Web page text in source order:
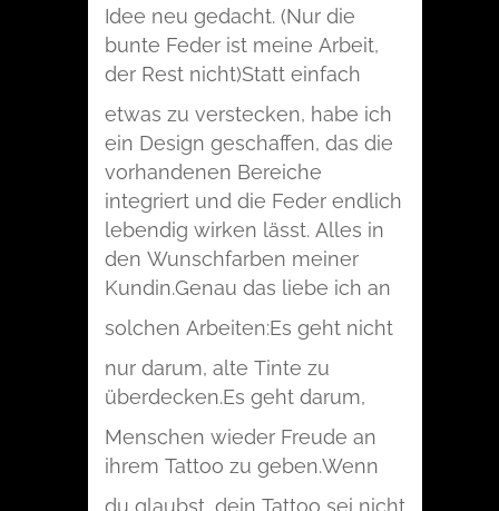
Idee neu gedacht. (Nur die
bunte Feder ist meine Arbeit,
der Rest nicht)Statt einfach
etwas zu verstecken, habe ich
ein Design geschaffen, das die
vorhandenen Bereiche
integriert und die Feder endlich
lebendig wirken lässt. Alles in
den Wunschfarben meiner
Kundin.Genau das liebe ich an
solchen Arbeiten:Es geht nicht
nur darum, alte Tinte zu
überdecken.Es geht darum,
Menschen wieder Freude an
ihrem Tattoo zu geben.Wenn
du glaubst, dein Tattoo sei nicht